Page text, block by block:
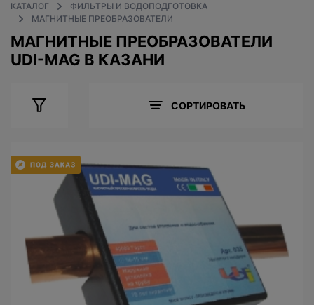
КАТАЛОГ
ФИЛЬТРЫ И ВОДОПОДГОТОВКА
МАГНИТНЫЕ ПРЕОБРАЗОВАТЕЛИ
МАГНИТНЫЕ ПРЕОБРАЗОВАТЕЛИ
UDI-MAG В КАЗАНИ
СОРТИРОВАТЬ